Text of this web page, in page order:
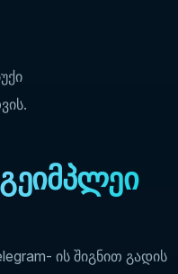
ის შიგნით გადის